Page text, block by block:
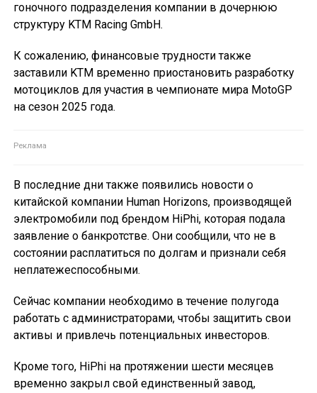
гоночного подразделения компании в дочернюю
структуру KTM Racing GmbH.
К сожалению, финансовые трудности также
заставили KTM временно приостановить разработку
мотоциклов для участия в чемпионате мира MotoGP
на сезон 2025 года.
В последние дни также появились новости о
китайской компании Human Horizons, производящей
электромобили под брендом HiPhi, которая подала
заявление о банкротстве. Они сообщили, что не в
состоянии расплатиться по долгам и признали себя
неплатежеспособными.
Сейчас компании необходимо в течение полугода
работать с администраторами, чтобы защитить свои
активы и привлечь потенциальных инвесторов.
Кроме того, HiPhi на протяжении шести месяцев
временно закрыл свой единственный завод,